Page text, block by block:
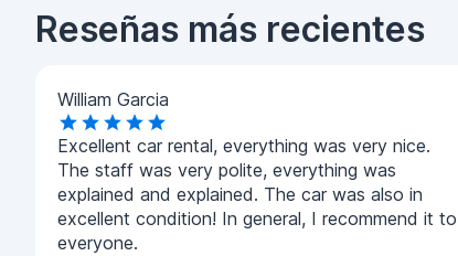
Reseñas más recientes
William Garcia
Excellent car rental, everything was very nice.
The staff was very polite, everything was
explained and explained. The car was also in
excellent condition! In general, I recommend it to
everyone.